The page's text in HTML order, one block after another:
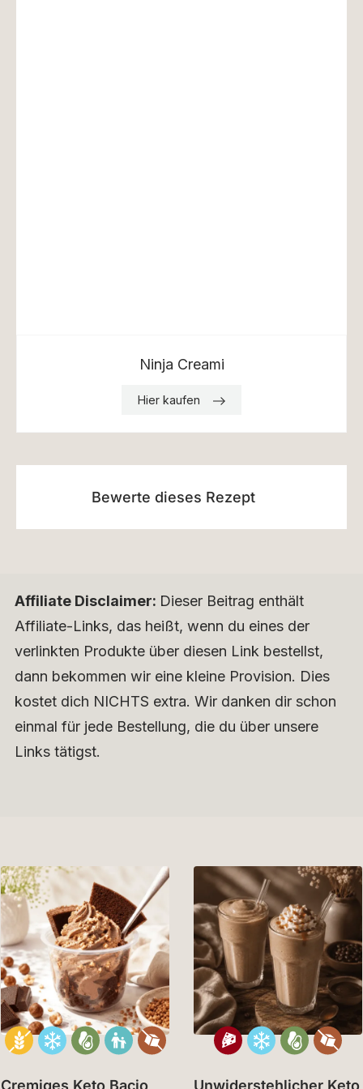
Ninja Creami
Hier kaufen
Bewerte dieses Rezept
Affiliate Disclaimer: Dieser Beitrag enthält
Affiliate-Links, das heißt, wenn du eines der
verlinkten Produkte über diesen Link bestellst,
dann bekommen wir eine kleine Provision. Dies
kostet dich NICHTS extra. Wir danken dir schon
einmal für jede Bestellung, die du über unsere
Links tätigst.
Cremiges Keto Bacio Unwiderstehlicher Keto